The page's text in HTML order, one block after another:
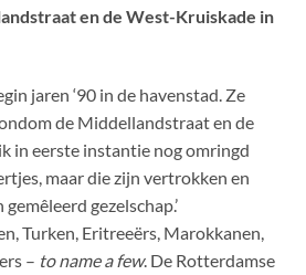
en de West-Kruiskade in
jaren ‘90 in de havenstad. Ze
de Middellandstraat en de
in eerste instantie nog omringd
maar die zijn vertrokken en
gezelschap.’
Turken, Eritreeërs, Marokkanen,
– to name a few. De Rotterdamse